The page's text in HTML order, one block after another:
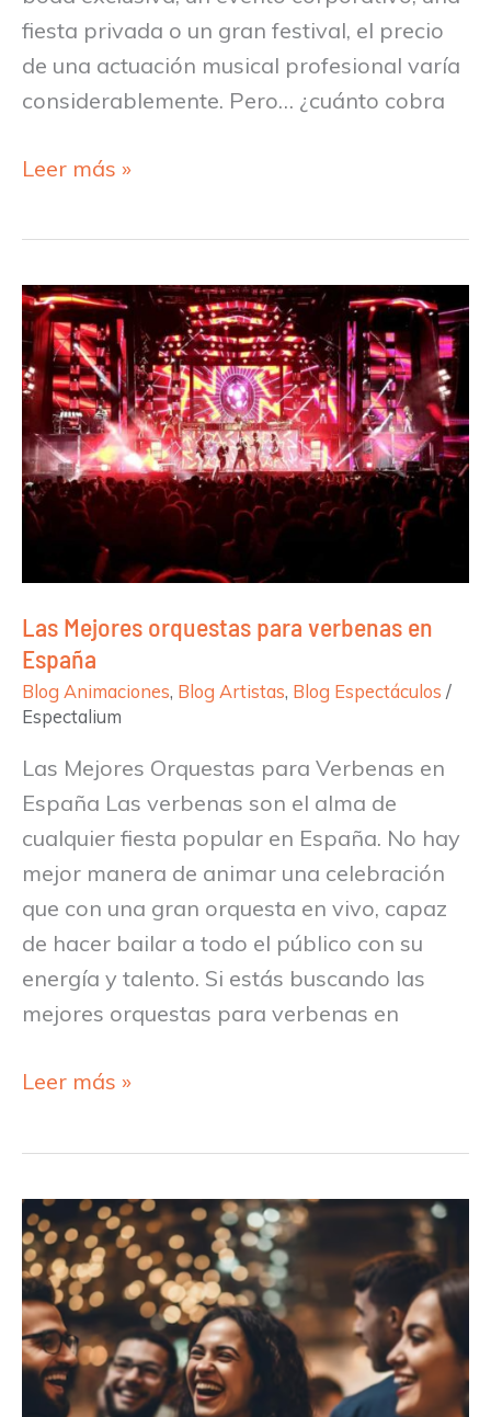
fiesta privada o un gran festival, el precio
de una actuación musical profesional varía
considerablemente. Pero… ¿cuánto cobra
Leer más »
Las Mejores orquestas para verbenas en
España
Blog Animaciones, Blog Artistas, Blog Espectáculos /
Espectalium
Las Mejores Orquestas para Verbenas en
España Las verbenas son el alma de
cualquier fiesta popular en España. No hay
mejor manera de animar una celebración
que con una gran orquesta en vivo, capaz
de hacer bailar a todo el público con su
energía y talento. Si estás buscando las
mejores orquestas para verbenas en
Las
Mejores
orquestas
para
verbenas
en
España
Leer más »
Cómo
Organizar
una
Fiesta
de
Barrio